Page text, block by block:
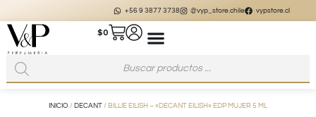
+56 9 3877 3738 @vyp_store.chile vypstore.cl
$0
INICIO / DECANT / BILLIE EILISH – «DECANT EILISH» EDP MUJER 5 ML